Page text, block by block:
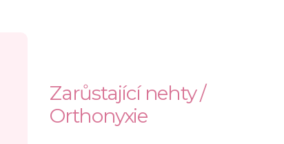
Zarůstající nehty /
Orthonyxie